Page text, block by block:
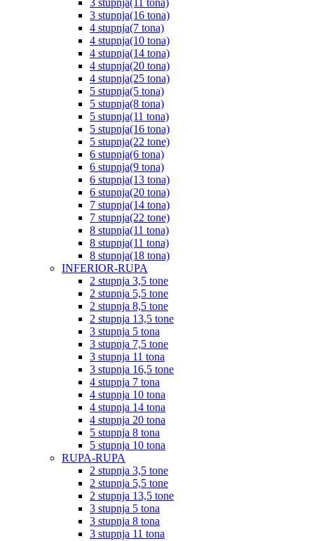
3 stupnja(11 tona)
3 stupnja(16 tona)
4 stupnja(7 tona)
4 stupnja(10 tona)
4 stupnja(14 tona)
4 stupnja(20 tona)
4 stupnja(25 tona)
5 stupnja(5 tona)
5 stupnja(8 tona)
5 stupnja(11 tona)
5 stupnja(16 tona)
5 stupnja(22 tone)
6 stupnja(6 tona)
6 stupnja(9 tona)
6 stupnja(13 tona)
6 stupnja(20 tona)
7 stupnja(14 tona)
7 stupnja(22 tone)
8 stupnja(11 tona)
8 stupnja(11 tona)
8 stupnja(18 tona)
INFERIOR-RUPA
2 stupnja 3,5 tone
2 stupnja 5,5 tone
2 stupnja 8,5 tone
2 stupnja 13,5 tone
3 stupnja 5 tona
3 stupnja 7,5 tone
3 stupnja 11 tona
3 stupnja 16,5 tone
4 stupnja 7 tona
4 stupnja 10 tona
4 stupnja 14 tona
4 stupnja 20 tona
5 stupnja 8 tona
5 stupnja 10 tona
RUPA-RUPA
2 stupnja 3,5 tone
2 stupnja 5,5 tone
2 stupnja 13,5 tone
3 stupnja 5 tona
3 stupnja 8 tona
3 stupnja 11 tona